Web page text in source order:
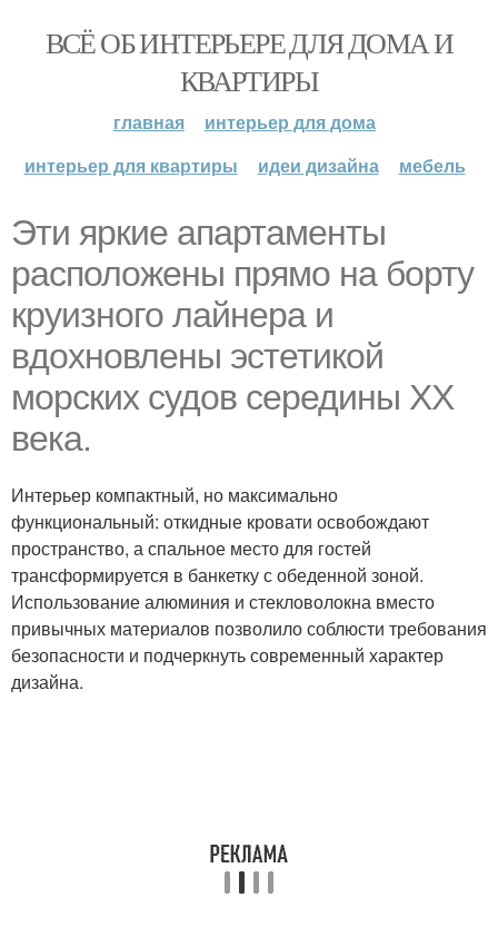
ВСЁ ОБ ИНТЕРЬЕРЕ ДЛЯ ДОМА И
КВАРТИРЫ
главная
интерьер для дома
интерьер для квартиры
идеи дизайна мебель
Эти яркие апартаменты
расположены прямо на борту
круизного лайнера и
вдохновлены эстетикой
морских судов середины XX
века.
Интерьер компактный, но максимально
функциональный: откидные кровати освобождают
пространство, а спальное место для гостей
трансформируется в банкетку с обеденной зоной.
Использование алюминия и стекловолокна вместо
привычных материалов позволило соблюсти требования
безопасности и подчеркнуть современный характер
дизайна.